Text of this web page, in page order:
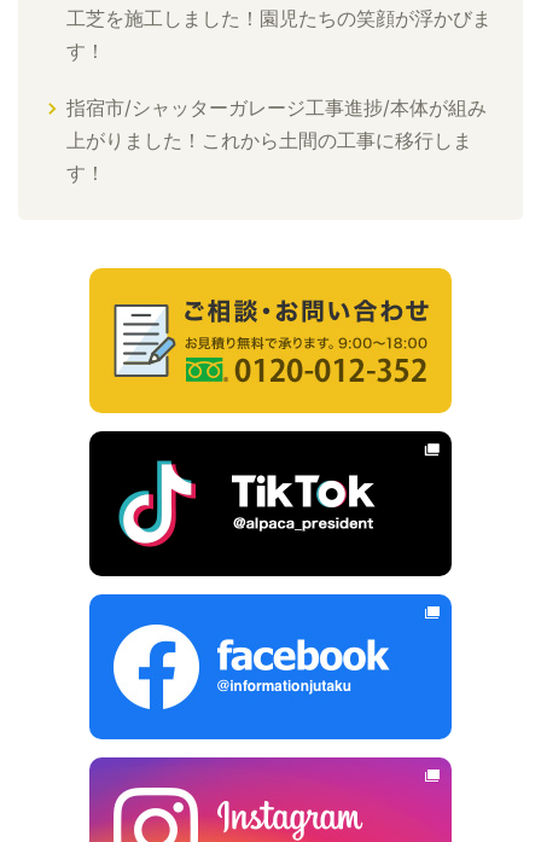
工芝を施工しました！園児たちの笑顔が浮かびま
す！
指宿市/シャッターガレージ工事進捗/本体が組み
上がりました！これから土間の工事に移行しま
す！